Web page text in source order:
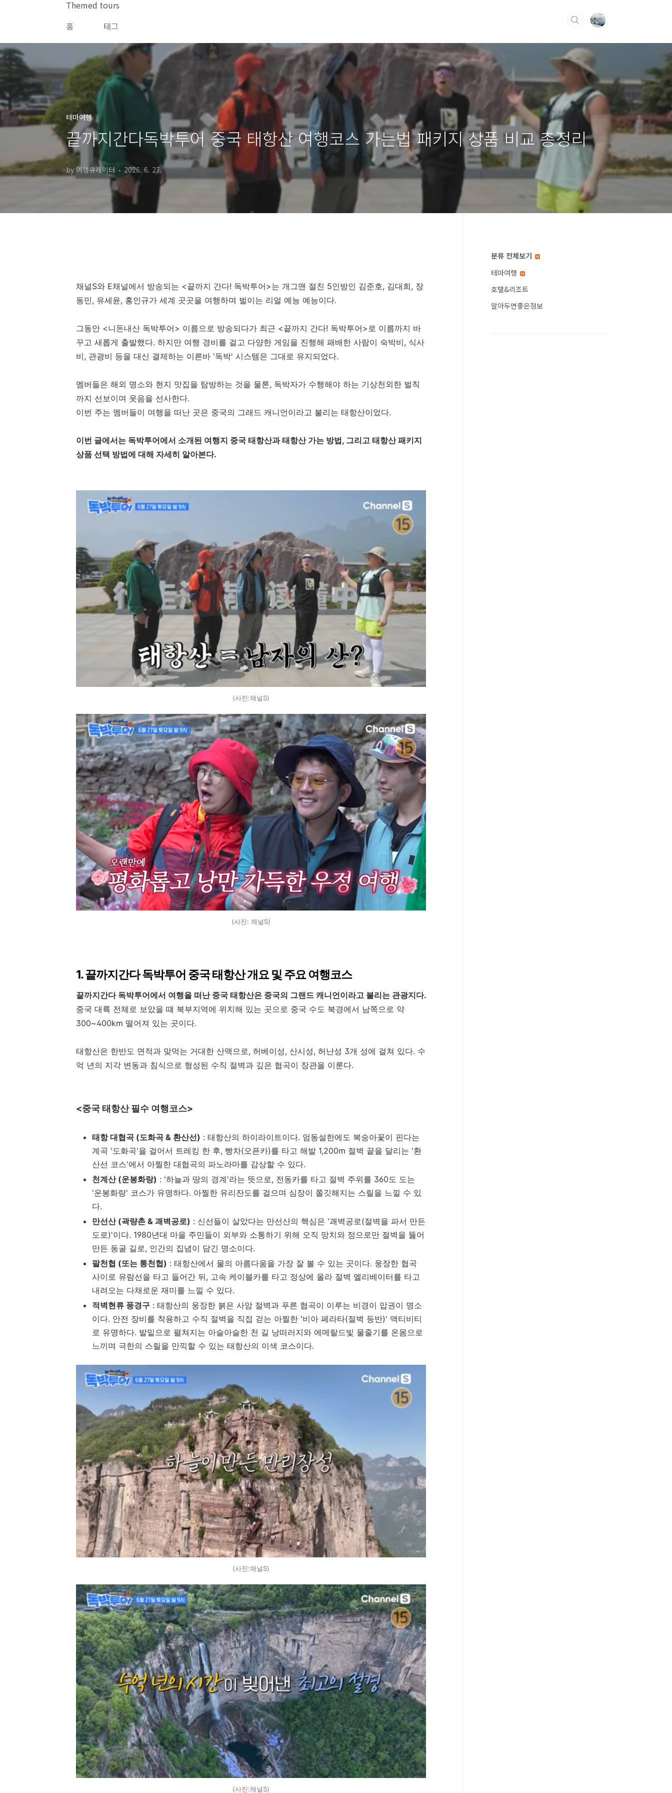
Themed tours
홈
태그
테마여행
끝까지간다독박투어 중국 태항산 여행코스 가는법 패키지 상품 비교 총정리
by 여행큐레이터 2026. 6. 27.
채널S와 E채널에서 방송되는 <끝까지 간다! 독박투어>는 개그맨 절친 5인방인 김준호, 김대희, 장
동민, 유세윤, 홍인규가 세계 곳곳을 여행하며 벌이는 리얼 예능 예능이다.
그동안 <니돈내산 독박투어> 이름으로 방송되다가 최근 <끝까지 간다! 독박투어>로 이름까지 바
꾸고 새롭게 출발했다. 하지만 여행 경비를 걸고 다양한 게임을 진행해 패배한 사람이 숙박비, 식사
비, 관광비 등을 대신 결제하는 이른바 '독박' 시스템은 그대로 유지되었다.
멤버들은 해외 명소와 현지 맛집을 탐방하는 것을 물론, 독박자가 수행해야 하는 기상천외한 벌칙
까지 선보이며 웃음을 선사한다.
이번 주는 멤버들이 여행을 떠난 곳은 중국의 그래드 캐니언이라고 불리는 태항산이었다.
이번 글에서는 독박투어에서 소개된 여행지 중국 태항산과 태항산 가는 방법, 그리고 태항산 패키지
상품 선택 방법에 대해 자세히 알아본다.
(사진:채널S)
(사진: 채널S)
1. 끝까지간다 독박투어 중국 태항산 개요 및 주요 여행코스
끝까지간다 독박투어에서 여행을 떠난 중국 태항산은 중국의 그랜드 캐니언이라고 불리는 관광지다.
중국 대륙 전체로 보았을 떄 북부지역에 위치해 있는 곳으로 중국 수도 북경에서 남쪽으로 약
300~400km 떨어져 있는 곳이다.
태항산은 한반도 면적과 맞먹는 거대한 산맥으로, 허베이성, 산시성, 허난성 3개 성에 걸쳐 있다. 수
억 년의 지각 변동과 침식으로 형성된 수직 절벽과 깊은 협곡이 장관을 이룬다.
<중국 태항산 필수 여행코스>
태항 대협곡 (도화곡 & 환산선) : 태항산의 하이라이트이다. 엄동설한에도 복숭아꽃이 핀다는
계곡 '도화곡'을 걸어서 트레킹 한 후, 빵차(오픈카)를 타고 해발 1,200m 절벽 끝을 달리는 '환
산선 코스'에서 아찔한 대협곡의 파노라마를 감상할 수 있다.
천계산 (운봉화랑) : '하늘과 땅의 경계'라는 뜻으로, 전동카를 타고 절벽 주위를 360도 도는
'운봉화랑' 코스가 유명하다. 아찔한 유리잔도를 걸으며 심장이 쫄깃해지는 스릴을 느낄 수 있
다.
만선산 (곽량촌 & 괘벽공로) : 신선들이 살았다는 만선산의 핵심은 '괘벽공로(절벽을 파서 만든
도로)'이다. 1980년대 마을 주민들이 외부와 소통하기 위해 오직 망치와 정으로만 절벽을 뚫어
만든 동굴 길로, 인간의 집념이 담긴 명소이다.
팔천협 (또는 통천협) : 태항산에서 물의 아름다움을 가장 잘 볼 수 있는 곳이다. 웅장한 협곡
사이로 유람선을 타고 들어간 뒤, 고속 케이블카를 타고 정상에 올라 절벽 엘리베이터를 타고
내려오는 다채로운 재미를 느낄 수 있다.
적벽현류 풍경구 : 태항산의 웅장한 붉은 사암 절벽과 푸른 협곡이 이루는 비경이 압권이 명소
이다. 안전 장비를 착용하고 수직 절벽을 직접 걷는 아찔한 '비아 페라타(절벽 등반)' 액티비티
로 유명하다. 발밑으로 펼쳐지는 아슬아슬한 천 길 낭떠러지와 에메랄드빛 물줄기를 온몸으로
느끼며 극한의 스릴을 만끽할 수 있는 태항산의 이색 코스이다.
(사진:채널S)
(사진:채널S)
분류 전체보기
테마여행
호텔&리조트
알아두면좋은정보